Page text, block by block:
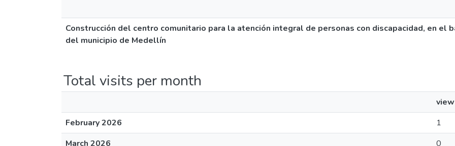
Construcción del centro comunitario para la atención integral de personas con discapacidad, en el
del municipio de Medellín
Total visits per month
February 2026
1
March 2026
0